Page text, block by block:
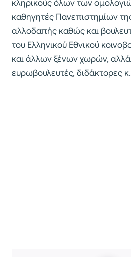
κληρικούς όλων των
καθηγητές Πανεπιστημίων
αλλοδαπής καθώς και
του Ελληνικού Εθνικού
και άλλων ξένων χωρών,
ευρωβουλευτές, διδάκτορες